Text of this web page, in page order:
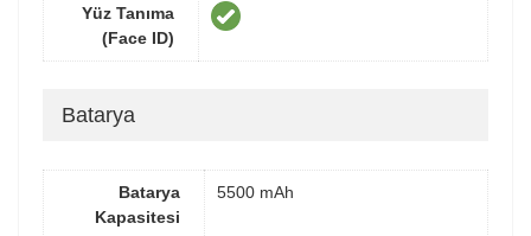
Yüz Tanıma
(Face ID)
Batarya
Batarya
Kapasitesi
5500 mAh